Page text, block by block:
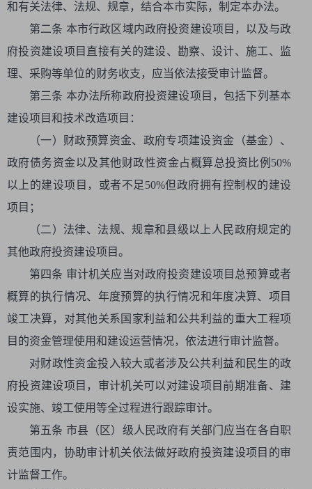
和有关法律、法规、规章，结合本市实际，制定本办法。
第二条 本市行政区域内政府投资建设项目，以及与政
府投资建设项目直接有关的建设、勘察、设计、施工、监
理、采购等单位的财务收支，应当依法接受审计监督。
第三条 本办法所称政府投资建设项目，包括下列基本
建设项目和技术改造项目：
（一）财政预算资金、政府专项建设资金（基金）、
政府债务资金以及其他财政性资金占概算总投资比例50%
以上的建设项目，或者不足50%但政府拥有控制权的建设
项目；
（二）法律、法规、规章和县级以上人民政府规定的
其他政府投资建设项目。
第四条 审计机关应当对政府投资建设项目总预算或者
概算的执行情况、年度预算的执行情况和年度决算、项目
竣工决算，对其他关系国家利益和公共利益的重大工程项
目的资金管理使用和建设运营情况，依法进行审计监督。
对财政性资金投入较大或者涉及公共利益和民生的政
府投资建设项目，审计机关可以对建设项目前期准备、建
设实施、竣工使用等全过程进行跟踪审计。
第五条 市县（区）级人民政府有关部门应当在各自职
责范围内，协助审计机关依法做好政府投资建设项目的审
计监督工作。